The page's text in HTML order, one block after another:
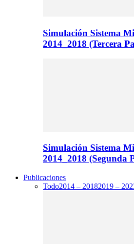
Simulación Sistema
2014_2018 (Tercera
Simulación Sistema
2014_2018 (Segunda
Publicaciones
Todo2014 – 20182019 –